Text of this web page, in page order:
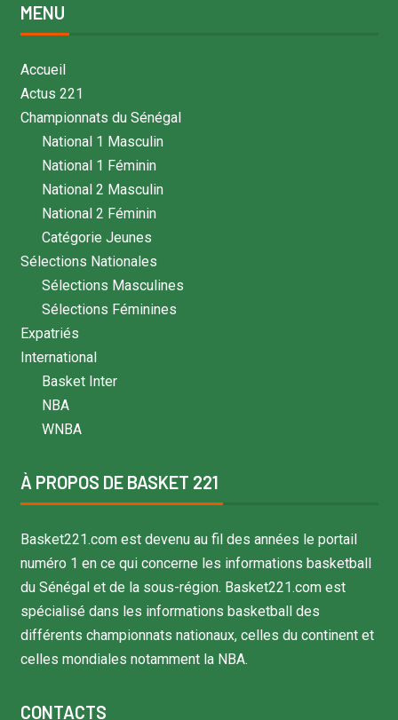
MENU
Accueil
Actus 221
Championnats du Sénégal
National 1 Masculin
National 1 Féminin
National 2 Masculin
National 2 Féminin
Catégorie Jeunes
Sélections Nationales
Sélections Masculines
Sélections Féminines
Expatriés
International
Basket Inter
NBA
WNBA
À PROPOS DE BASKET 221
Basket221.com est devenu au fil des années le portail
numéro 1 en ce qui concerne les informations basketball
du Sénégal et de la sous-région. Basket221.com est
spécialisé dans les informations basketball des
différents championnats nationaux, celles du continent et
celles mondiales notamment la NBA.
CONTACTS